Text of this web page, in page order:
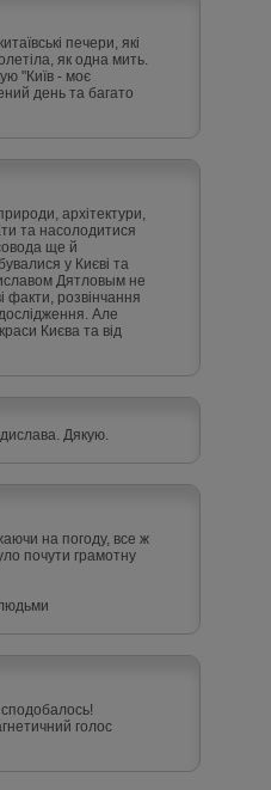
печери, які
як одна мить.
"Київ - моє
день та багато
архітектури,
та насолодитися
ще й
у Києві та
Дятловым не
факти, розвінчання
Але
Києва та від
Дякую.
на погоду, все ж
почути грамотну
голос